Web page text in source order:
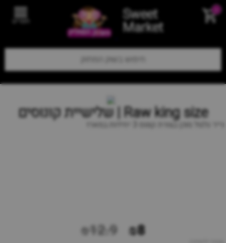
Sweet
Market תפריט
Raw king size | שלישיית קונוסים
נייר גלגול מוכן בצורת קונוס 3 יחידות במארז
₪8
₪12.9